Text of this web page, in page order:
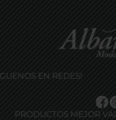
EN REDES!
PRODUCTOS MEJOR